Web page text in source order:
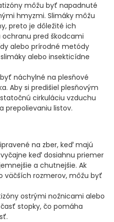
môžu byť napadnuté
hmyzmi. Slimáky môžu
preto je dôležité ich
pred škodcami
alebo prírodné metódy
alebo insekticídne
náchylné na plesňové
Aby si predišiel plesňovým
cirkuláciu vzduchu
prepolievaniu listov.
na zber, keď majú
keď dosiahnu priemer
a chutnejšie. Ak
väčších rozmerov, môžu byť
ostrými nožnicami alebo
stopky, čo pomáha